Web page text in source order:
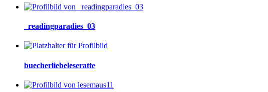
_readingparadies_03
buecherliebeleseratte